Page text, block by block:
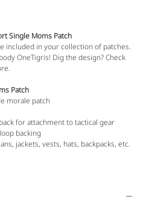
Single Moms Patch
included in your collection of patches.
OneTigris! Dig the design? Check
Patch
morale patch
for attachment to tactical gear
backing
jackets, vests, hats, backpacks, etc.